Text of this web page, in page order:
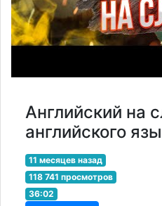
Английский на
английского
11 месяцев назад
118 741 просмотров
36:02